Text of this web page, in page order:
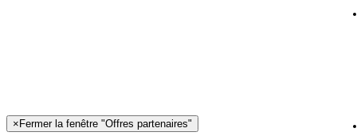
× Fermer la fenêtre "Offres partenaires"